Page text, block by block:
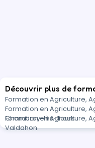
Découvrir plus de
Formation en Agriculture,
Formation en Agriculture,
Chambray-lès-Tours
Formation en Agriculture,
Valdahon